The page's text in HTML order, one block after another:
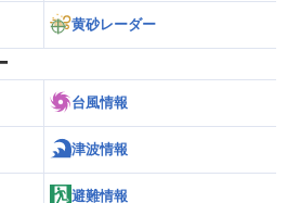
黄砂レーダー
台風情報
津波情報
避難情報